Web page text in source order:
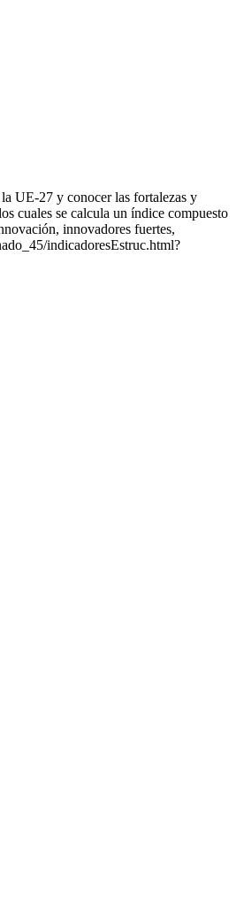
UE-27 y conocer las fortalezas y
cuales se calcula un índice compuesto
innovadores fuertes,
indicadoresEstruc.html?